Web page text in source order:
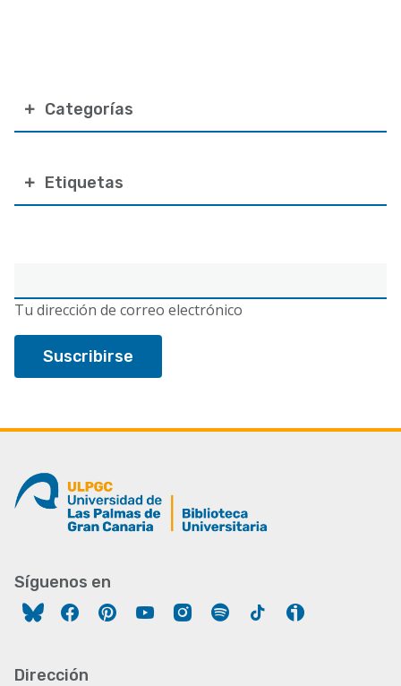
electrónico
Tu dirección de correo electrónico
Categorías
Etiquetas
Síguenos en
FacebookPinterestYouTubeInstagram
Spotify Tiktok
Dirección